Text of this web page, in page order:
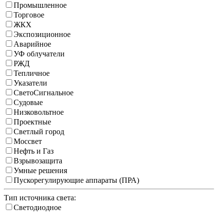
Промышленное
Торговое
ЖКХ
Экспозиционное
Аварийное
УФ облучатели
РЖД
Тепличное
Указатели
СветоСигнальное
Судовые
Низковольтное
Проектные
Светлый город
Моссвет
Нефть и Газ
Взрывозащита
Умные решения
Пускорегулирующие аппараты (ПРА)
Тип источника света:
Светодиодное